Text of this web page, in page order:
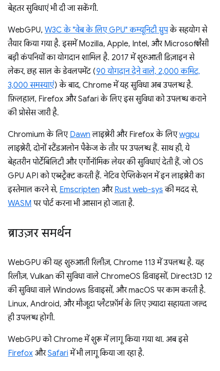
बेहतर सुविधाएं भी दी जा सकेंगी.
WebGPU, W3C के "वेब के लिए GPU" कम्यूनिटी ग्रुपके सहयोग से
तैयार किया गया है. इसमें Mozilla, Apple, Intel, और Microsoft जैसी
बड़ी कंपनियों का योगदान शामिल है. 2017 में शुरुआती डिज़ाइन से
लेकर, छह साल के डेवलपमेंट (90 योगदान देने वाले, 2,000 कमिट,
3,000 समस्याएं) के बाद, Chrome में यह सुविधा अब उपलब्ध है.
फ़िलहाल, Firefox और Safari के लिए इस सुविधा को उपलब्ध कराने
की प्रोसेस जारी है.
Chromium के लिए Dawn लाइब्रेरी और Firefox के लिएwgpu
लाइब्रेरी, दोनों स्टैंडअलोन पैकेज के तौर पर उपलब्ध हैं. साथ ही, ये
बेहतरीन पोर्टेबिलिटी और एर्गोनॉमिक लेयर की सुविधाएं देती हैं, जो OS
GPU API को एब्स्ट्रैक्ट करती हैं. नेटिव ऐप्लिकेशन में इन लाइब्रेरी का
इस्तेमाल करने से, Emscripten और Rust web-sys की मदद से,
WASM पर पोर्ट करना भी आसान हो जाता है.
ब्राउज़र समर्थन
WebGPU की यह शुरुआती रिलीज़, Chrome 113 में उपलब्ध है. यह
रिलीज़, Vulkan की सुविधा वाले ChromeOS डिवाइसों, Direct3D 12
की सुविधा वाले Windows डिवाइसों, और macOS पर काम करती है.
Linux, Android, और मौजूदा प्लैटफ़ॉर्म के लिए ज़्यादा सहायता जल्द
ही उपलब्ध होगी.
WebGPU को Chrome में शुरू में लागू किया गया था. अब इसे
Firefox औरSafari में भी लागू किया जा रहा है.